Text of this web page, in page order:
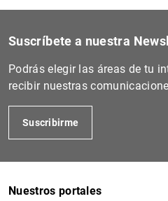
Suscríbete a nuestra
Podrás elegir las áreas de tu
recibir nuestras
Suscribirme
Nuestros portales